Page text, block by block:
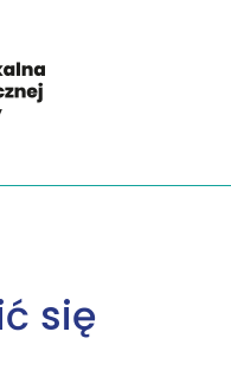
się